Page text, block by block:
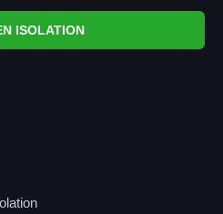
ISOLATION